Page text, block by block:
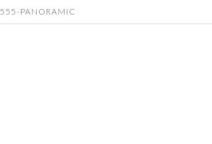
555-PANORAMIC